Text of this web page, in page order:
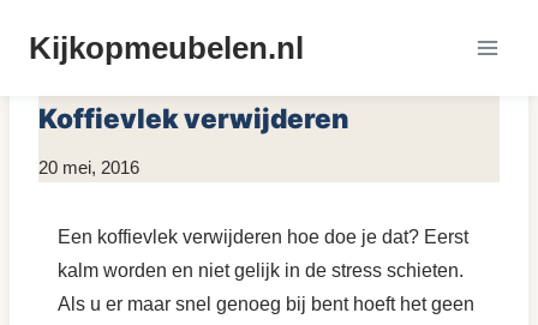
naarKijkopmeubelen.nl
Koffievlek verwijderen
Door
20 mei, 2016
Een koffievlek verwijderen hoe doe je dat? Eerst
kalm worden en niet gelijk in de stress schieten.
Als u er maar snel genoeg bij bent hoeft het geen